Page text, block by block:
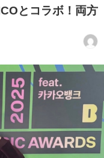
とコラボ！両方